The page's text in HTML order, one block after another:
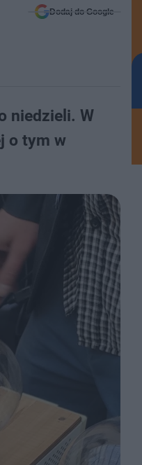
Dodaj do Google
niedzieli. W
o tym w